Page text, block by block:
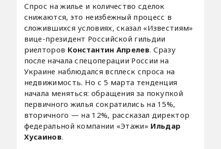
Спрос на жилье и количество сделок
снижаются, это неизбежный процесс в
сложившихся условиях, сказал «Известиям»
вице-президент Российской гильдии
риелторов Константин Апрелев. Сразу
после начала спецоперации России на
Украине наблюдался всплеск спроса на
недвижимость. Но с 5 марта тенденция
начала меняться: обращения за покупкой
первичного жилья сократились на 15%,
вторичного — на 12%, рассказал директор
федеральной компании «Этажи» Ильдар
Хусаинов.